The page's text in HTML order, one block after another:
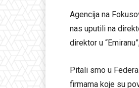
Agencija na
nas uputili na
direktor u
Pitali smo u
firmama koje su